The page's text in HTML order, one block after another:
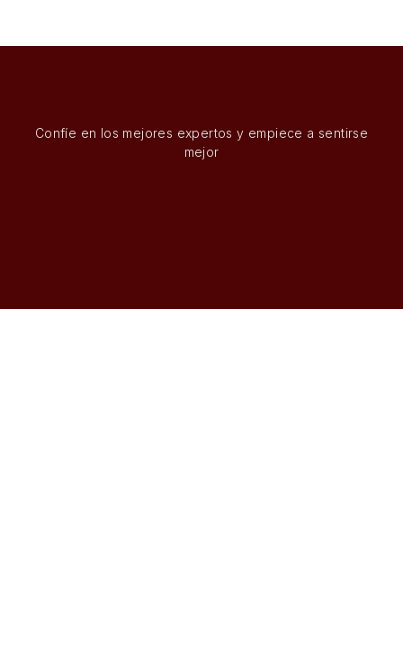
Confíe en los mejores expertos y empiece a sentirse
mejor